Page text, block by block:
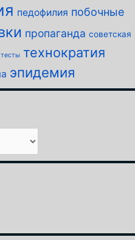
педофилия побочные
пропаганда советская
тесты технократия
эпидемия